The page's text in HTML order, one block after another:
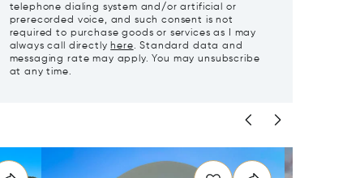
telephone dialing system and/or artificial or
prerecorded voice, and such consent is not
required to purchase goods or services as I may
always call directly here. Standard data and
messaging rate may apply. You may unsubscribe
at any time.